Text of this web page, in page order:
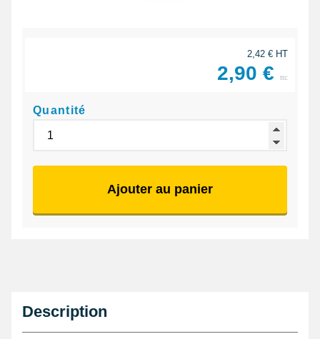
2,42 € HT
2,90 € ttc
Quantité
Ajouter au panier
Description